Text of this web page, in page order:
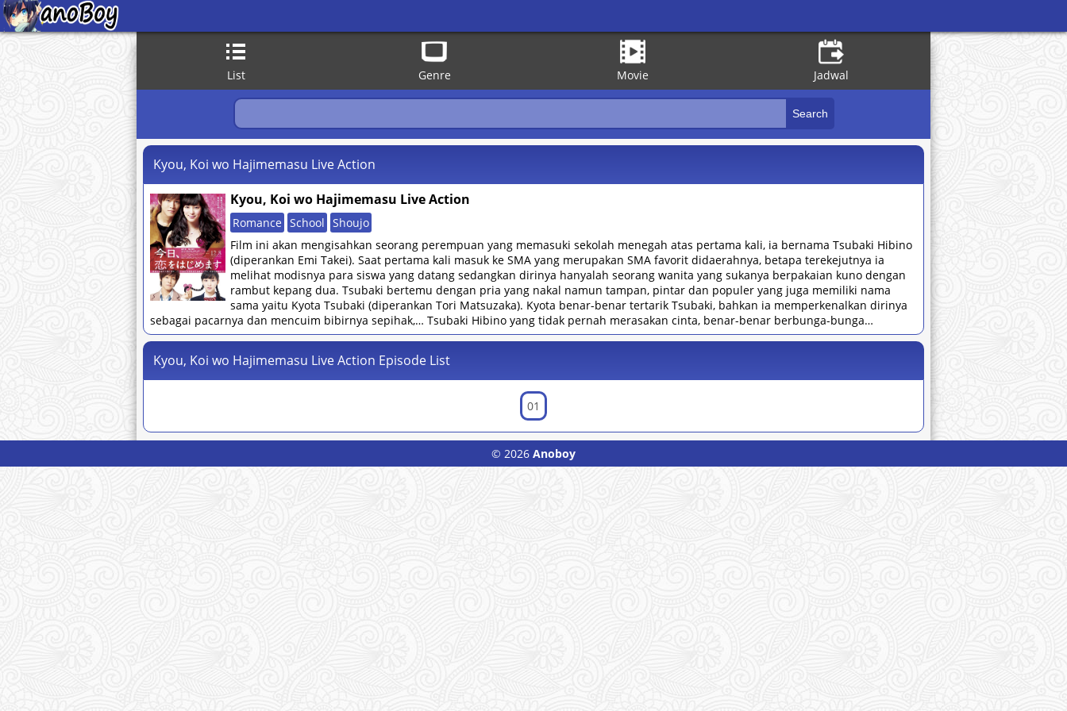
List Genre Movie Jadwal
Kyou, Koi wo Hajimemasu Live Action
Kyou, Koi wo Hajimemasu Live Action
Romance School Shoujo
Film ini akan mengisahkan seorang perempuan yang memasuki sekolah menegah atas pertama kali, ia bernama Tsubaki Hibino
(diperankan Emi Takei). Saat pertama kali masuk ke SMA yang merupakan SMA favorit didaerahnya, betapa terekejutnya ia
melihat modisnya para siswa yang datang sedangkan dirinya hanyalah seorang wanita yang sukanya berpakaian kuno dengan
rambut kepang dua. Tsubaki bertemu dengan pria yang nakal namun tampan, pintar dan populer yang juga memiliki nama
sama yaitu Kyota Tsubaki (diperankan Tori Matsuzaka). Kyota benar-benar tertarik Tsubaki, bahkan ia memperkenalkan dirinya
sebagai pacarnya dan mencuim bibirnya sepihak,… Tsubaki Hibino yang tidak pernah merasakan cinta, benar-benar berbunga-bunga…
Kyou, Koi wo Hajimemasu Live Action Episode List
01
© 2026 Anoboy